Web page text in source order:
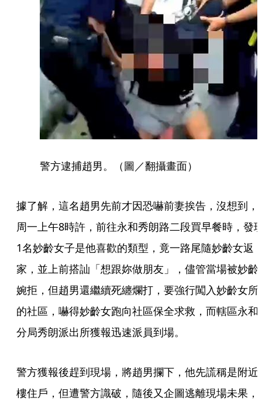
警方逮捕趙男。（圖／翻攝畫面）
據了解，這名趙男先前才因恐嚇前妻挨告，沒想到，
周一上午8時許，前往永和秀朗路二段買早餐時，發
1名妙齡女子是他喜歡的類型，竟一路尾隨妙齡女返
家，並上前搭訕「想跟妳做朋友」，儘管當場被妙齡
婉拒，但趙男還繼續死纏爛打，要強行闖入妙齡女所
的社區，嚇得妙齡女跑向社區保全求救，而轄區永和
分局秀朗派出所獲報迅速派員到場。
警方獲報後趕到現場，將趙男攔下，他先謊稱是附近
樓住戶，但遭警方識破，隨後又企圖逃離現場未果，